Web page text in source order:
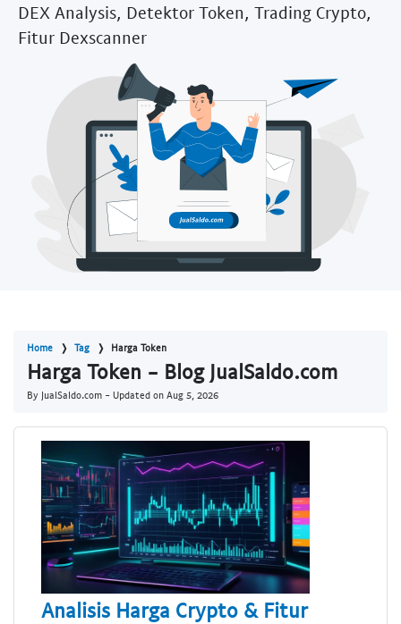
DEX Analysis, Detektor Token, Trading Crypto,
Fitur Dexscanner
Home Tag Harga Token
Harga Token - Blog JualSaldo.com
By JualSaldo.com - Updated on Aug 5, 2026
Analisis Harga Crypto & Fitur